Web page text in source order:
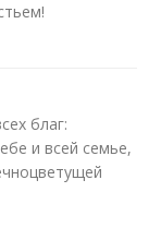
благ:
и всей семье,